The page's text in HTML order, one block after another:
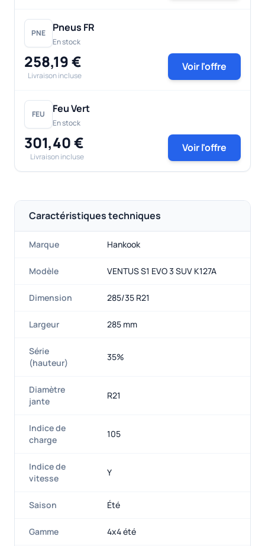
PNE Pneus FR
En stock
258,19 €
Livraison incluse
Voir l'offre
FEU Feu Vert
En stock
301,40 €
Livraison incluse
Voir l'offre
Caractéristiques techniques
Marque Hankook
Modèle VENTUS S1 EVO 3 SUV K127A
Dimension 285/35 R21
Largeur 285 mm
Série
(hauteur)
35%
Diamètre
jante
R21
Indice de
charge
105
Indice de
vitesse
Y
Saison Été
Gamme 4x4 été